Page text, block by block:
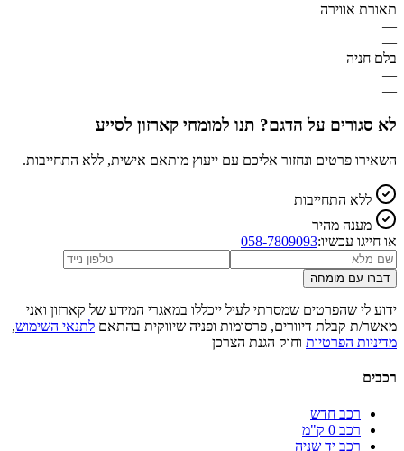
תאורת אווירה
—
—
בלם חניה
—
—
לא סגורים על הדגם? תנו למומחי קארזון לסייע
השאירו פרטים ונחזור אליכם עם ייעוץ מותאם אישית, ללא התחייבות.
ללא התחייבות
מענה מהיר
או חייגו עכשיו:058-7809093
דברו עם מומחה
ידוע לי שהפרטים שמסרתי לעיל ייכללו במאגרי המידע של קארזון ואני
מאשר/ת קבלת דיוורים, פרסומות ופניה שיווקית בהתאם לתנאי השימוש,
מדיניות הפרטיות וחוק הגנת הצרכן
רכבים
רכב חדש
רכב 0 ק"מ
רכב יד שניה